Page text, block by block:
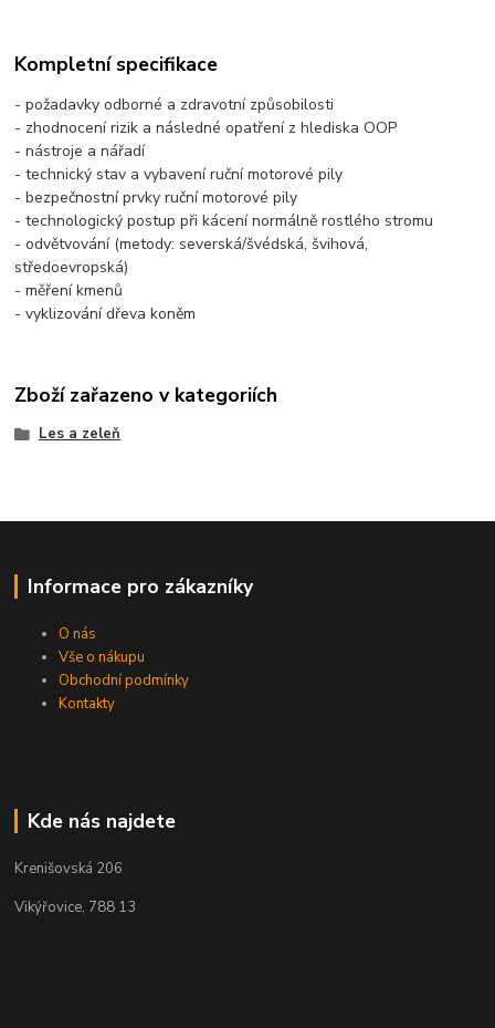
Kompletní specifikace
- požadavky odborné a zdravotní způsobilosti
- zhodnocení rizik a následné opatření z hlediska OOP
- nástroje a nářadí
- technický stav a vybavení ruční motorové pily
- bezpečnostní prvky ruční motorové pily
- technologický postup při kácení normálně rostlého stromu
- odvětvování (metody: severská/švédská, švihová,
středoevropská)
- měření kmenů
- vyklizování dřeva koněm
Zboží zařazeno v kategoriích
Les a zeleň
Informace pro zákazníky
O nás
Vše o nákupu
Obchodní podmínky
Kontakty
Kde nás najdete
Krenišovská 206
Vikýřovice, 788 13